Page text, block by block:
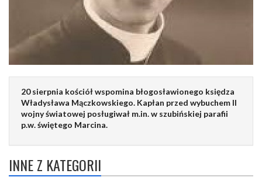
20 sierpnia kościół wspomina błogosławionego księdza
Władysława Mączkowskiego. Kapłan przed wybuchem II
wojny światowej posługiwał m.in. w szubińskiej parafii
p.w. świętego Marcina.
INNE Z KATEGORII